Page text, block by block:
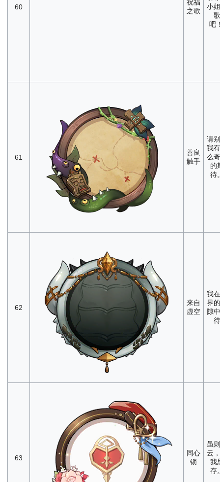
60
祝福
之歌
小
歌
吧
61
善良
触手
请
我
么
的
待
62
来自
虚空
我
界
隙
待
63
同心
锁
虽
云
我
存